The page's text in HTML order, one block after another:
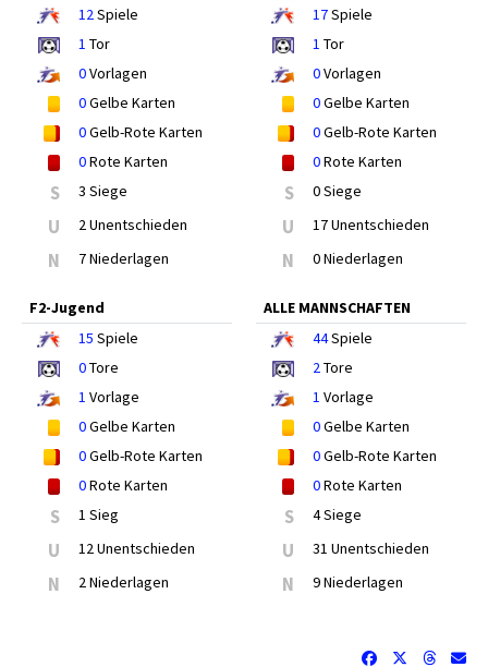
12Spiele
1 Tor
0Vorlagen
0Gelbe Karten
0Gelb-Rote Karten
0Rote Karten
S 3 Siege
U 2 Unentschieden
N 7 Niederlagen
17Spiele
1 Tor
0Vorlagen
0Gelbe Karten
0Gelb-Rote Karten
0Rote Karten
S 0 Siege
U 17 Unentschieden
N 0 Niederlagen
F2-Jugend
15 Spiele
0Tore
1 Vorlage
0Gelbe Karten
0Gelb-Rote Karten
0Rote Karten
S 1 Sieg
U 12 Unentschieden
N 2 Niederlagen
ALLE MANNSCHAFTEN
44Spiele
2Tore
1 Vorlage
0Gelbe Karten
0Gelb-Rote Karten
0Rote Karten
S 4 Siege
U 31 Unentschieden
N 9 Niederlagen